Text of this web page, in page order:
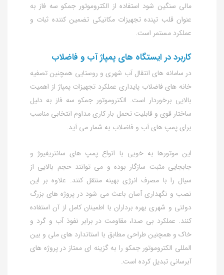
مالی سنگین شود استفاده از الکتروموتور جمکو سه فاز به‌
عنوان قلب تپنده تجهیزات مکانیکی تضمین‌ کننده ثبات و
عملکرد مستمر است.
کاربرد در ایستگاه‌ های پمپاژ آب و فاضلاب
در سامانه‌ های انتقال آب شهری و روستایی همچنین تصفیه‌
خانه‌ های فاضلاب پایداری عملکرد تجهیزات پمپاژ از اهمیت
بالایی برخوردار است. الکتروموتور جمکو سه فاز به دلیل
ساختار قوی و قابلیت تحمل بار کاری مداوم انتخابی مناسب
برای پمپ‌ های آب و فاضلاب به شمار می‌ آید.
این موتورها به‌ خوبی با انواع پمپ‌ های سانتریفیوژ و
جابجایی مثبت سازگار بوده و می‌ توانند حجم بالایی از
سیال را با مصرف انرژی بهینه منتقل کنند. علاوه بر این
نصب و نگهداری آسان باعث می‌ شود در پروژه‌ های بزرگ
دولتی و شهری بهره‌ برداران با اطمینان کامل از آن استفاده
کنند. عملکرد بی‌ صدا، مقاومت در برابر نفوذ آب و گرد و
خاک و همچنین طراحی مطابق با استاندارد های ملی و بین‌
المللی الکتروموتور جمکو را به گزینه‌ ای ممتاز در پروژه‌ های
آبرسانی تبدیل کرده است.